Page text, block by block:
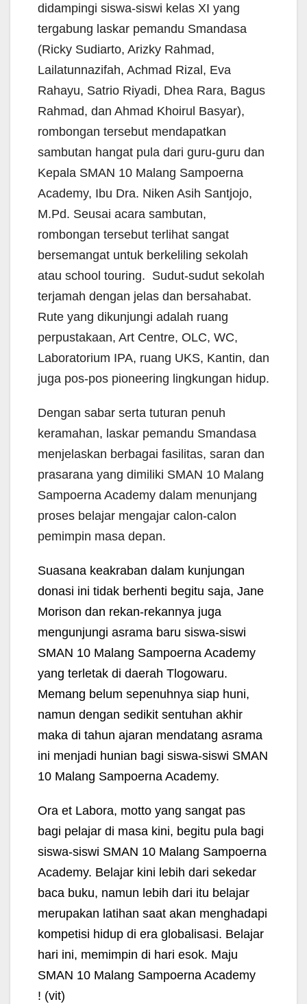
didampingi siswa-siswi kelas XI yang
tergabung laskar pemandu Smandasa
(Ricky Sudiarto, Arizky Rahmad,
Lailatunnazifah, Achmad Rizal, Eva
Rahayu, Satrio Riyadi, Dhea Rara, Bagus
Rahmad, dan Ahmad Khoirul Basyar),
rombongan tersebut mendapatkan
sambutan hangat pula dari guru-guru dan
Kepala SMAN 10 Malang Sampoerna
Academy, Ibu Dra. Niken Asih Santjojo,
M.Pd. Seusai acara sambutan,
rombongan tersebut terlihat sangat
bersemangat untuk berkeliling sekolah
atau school touring. Sudut-sudut sekolah
terjamah dengan jelas dan bersahabat.
Rute yang dikunjungi adalah ruang
perpustakaan, Art Centre, OLC, WC,
Laboratorium IPA, ruang UKS, Kantin, dan
juga pos-pos pioneering lingkungan hidup.
Dengan sabar serta tuturan penuh
keramahan, laskar pemandu Smandasa
menjelaskan berbagai fasilitas, saran dan
prasarana yang dimiliki SMAN 10 Malang
Sampoerna Academy dalam menunjang
proses belajar mengajar calon-calon
pemimpin masa depan.
Suasana keakraban dalam kunjungan
donasi ini tidak berhenti begitu saja, Jane
Morison dan rekan-rekannya juga
mengunjungi asrama baru siswa-siswi
SMAN 10 Malang Sampoerna Academy
yang terletak di daerah Tlogowaru.
Memang belum sepenuhnya siap huni,
namun dengan sedikit sentuhan akhir
maka di tahun ajaran mendatang asrama
ini menjadi hunian bagi siswa-siswi SMAN
10 Malang Sampoerna Academy.
Ora et Labora, motto yang sangat pas
bagi pelajar di masa kini, begitu pula bagi
siswa-siswi SMAN 10 Malang Sampoerna
Academy. Belajar kini lebih dari sekedar
baca buku, namun lebih dari itu belajar
merupakan latihan saat akan menghadapi
kompetisi hidup di era globalisasi. Belajar
hari ini, memimpin di hari esok. Maju
SMAN 10 Malang Sampoerna Academy
! (vit)